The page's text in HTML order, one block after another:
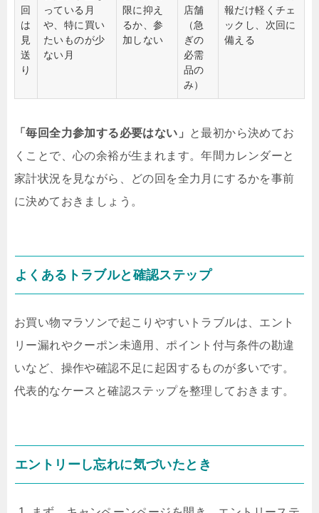
回
は
見
送
り
っている月
や、特に買い
たいものが少
ない月
限に抑え
るか、参
加しない
店舗
（急
ぎの
必需
品の
み）
報だけ軽くチェ
ックし、次回に
備える
「毎回全力参加する必要はない」
と最初から決めてお
くことで、心の余裕が生まれます。年間カレンダーと
家計状況を見ながら、どの回を全力月にするかを事前
に決めておきましょう。
よくあるトラブルと確認ステップ
お買い物マラソンで起こりやすいトラブルは、エント
リー漏れやクーポン未適用、ポイント付与条件の勘違
いなど、操作や確認不足に起因するものが多いです。
代表的なケースと確認ステップを整理しておきます。
エントリーし忘れに気づいたとき